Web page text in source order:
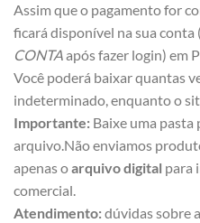
Assim que o pagamento for
ficará disponível na sua conta
CONTAapós fazer login) em
Você poderá baixar quantas
indeterminado, enquanto o
Importante: Baixe uma pasta
arquivo.Não enviamos
apenas oarquivo digital para
comercial.
Atendimento:dúvidas sobre